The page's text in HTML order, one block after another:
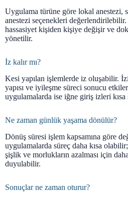
Uygulama türüne göre lokal anestezi,
anestezi seçenekleri değerlendirilebilir.
hassasiyet kişiden kişiye değişir ve
yönetilir.
İz kalır mı?
Kesi yapılan işlemlerde iz oluşabilir.
yapısı ve iyileşme süreci sonucu
uygulamalarda ise iğne giriş izleri
Ne zaman günlük yaşama dönülür?
Dönüş süresi işlem kapsamına göre
uygulamalarda süreç daha kısa
şişlik ve morlukların azalması için
duyulabilir.
Sonuçlar ne zaman oturur?